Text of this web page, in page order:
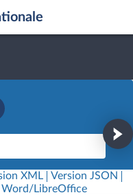
XML
Version JSON
Word/LibreOffice